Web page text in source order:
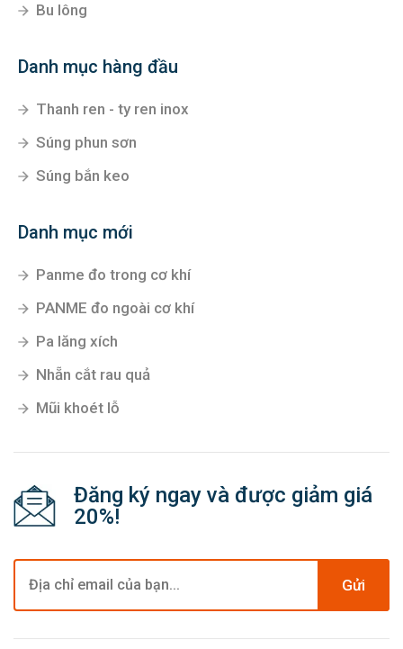
Bu lông
Danh mục hàng đầu
Thanh ren - ty ren inox
Súng phun sơn
Súng bắn keo
Danh mục mới
Panme đo trong cơ khí
PANME đo ngoài cơ khí
Pa lăng xích
Nhẵn cắt rau quả
Mũi khoét lỗ
Đăng ký ngay và được giảm giá
20%!
Gửi